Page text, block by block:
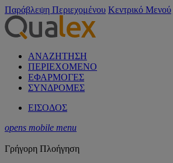
Παράβλεψη Περιεχομένου Κεντρικό Μενού
ΑΝΑΖΗΤΗΣΗ
ΠΕΡΙΕΧΟΜΕΝΟ
ΕΦΑΡΜΟΓΕΣ
ΣΥΝΔΡΟΜΕΣ
ΕΙΣΟΔΟΣ
opens mobile menu
Γρήγορη Πλοήγηση